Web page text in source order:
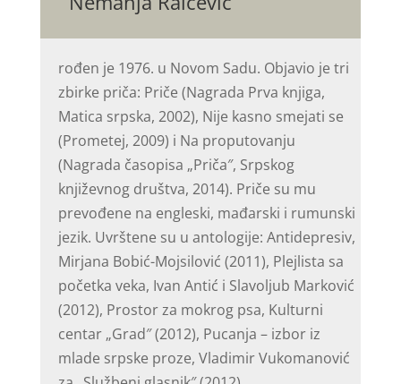
rođen je 1976. u Novom Sadu. Objavio je tri
zbirke priča: Priče (Nagrada Prva knjiga,
Matica srpska, 2002), Nije kasno smejati se
(Prometej, 2009) i Na proputovanju
(Nagrada časopisa „Priča″, Srpskog
književnog društva, 2014). Priče su mu
prevođene na engleski, mađarski i rumunski
jezik. Uvrštene su u antologije: Antidepresiv,
Mirjana Bobić-Mojsilović (2011), Plejlista sa
početka veka, Ivan Antić i Slavoljub Marković
(2012), Prostor za mokrog psa, Kulturni
centar „Grad″ (2012), Pucanja – izbor iz
mlade srpske proze, Vladimir Vukomanović